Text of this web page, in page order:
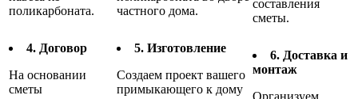
поликарбоната.
частного дома.
составления
сметы.
4. Договор
На основании
сметы
5. Изготовление
Создаем проект вашего
примыкающего к дому
6. Доставка и
монтаж
Организуем